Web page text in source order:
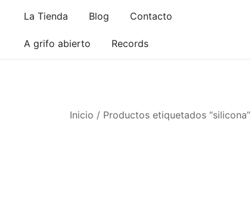
contenido
La Tienda Blog Contacto
A grifo abierto Records
Inicio / Productos etiquetados “silicona”